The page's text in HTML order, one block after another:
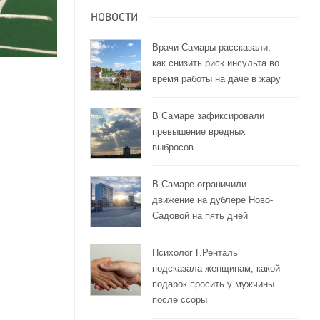
НОВОСТИ
Врачи Самары рассказали,
как снизить риск инсульта во
время работы на даче в жару
В Самаре зафиксировали
превышение вредных
выбросов
В Самаре ограничили
движение на дублере Ново-
Садовой на пять дней
Психолог Г.Ренталь
подсказала женщинам, какой
подарок просить у мужчины
после ссоры